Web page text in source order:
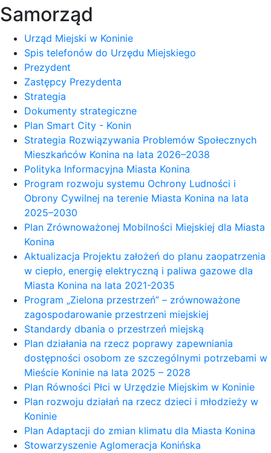
Samorząd
Urząd Miejski w Koninie
Spis telefonów do Urzędu Miejskiego
Prezydent
Zastępcy Prezydenta
Strategia
Dokumenty strategiczne
Plan Smart City - Konin
Strategia Rozwiązywania Problemów Społecznych
Mieszkańców Konina na lata 2026–2038
Polityka Informacyjna Miasta Konina
Program rozwoju systemu Ochrony Ludności i
Obrony Cywilnej na terenie Miasta Konina na lata
2025–2030
Plan Zrównoważonej Mobilności Miejskiej dla Miasta
Konina
Aktualizacja Projektu założeń do planu zaopatrzenia
w ciepło, energię elektryczną i paliwa gazowe dla
Miasta Konina na lata 2021-2035
Program „Zielona przestrzeń” – zrównoważone
zagospodarowanie przestrzeni miejskiej
Standardy dbania o przestrzeń miejską
Plan działania na rzecz poprawy zapewniania
dostępności osobom ze szczególnymi potrzebami w
Mieście Koninie na lata 2025 – 2028
Plan Równości Płci w Urzędzie Miejskim w Koninie
Plan rozwoju działań na rzecz dzieci i młodzieży w
Koninie
Plan Adaptacji do zmian klimatu dla Miasta Konina
Stowarzyszenie Aglomeracja Konińska